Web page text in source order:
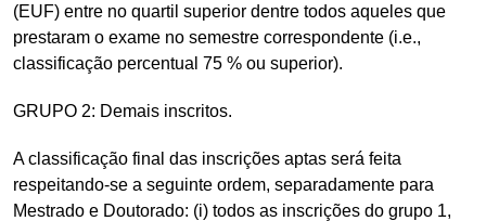
(EUF) entre no quartil superior dentre todos aqueles que
prestaram o exame no semestre correspondente (i.e.,
classificação percentual 75 % ou superior).
GRUPO 2: Demais inscritos.
A classificação final das inscrições aptas será feita
respeitando-se a seguinte ordem, separadamente para
Mestrado e Doutorado: (i) todos as inscrições do grupo 1,